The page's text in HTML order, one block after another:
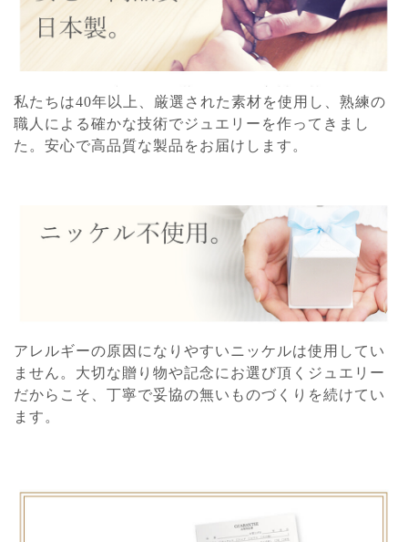
私たちは40年以上、厳選された素材を使用し、熟練の
職人による確かな技術でジュエリーを作ってきまし
た。安心で高品質な製品をお届けします。
アレルギーの原因になりやすいニッケルは使用してい
ません。大切な贈り物や記念にお選び頂くジュエリー
だからこそ、丁寧で妥協の無いものづくりを続けてい
ます。